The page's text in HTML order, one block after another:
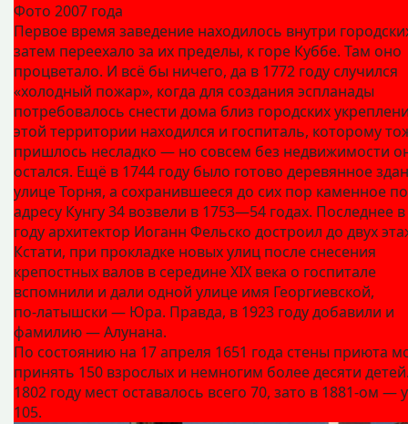
Фото 2007 года
Первое время заведение находилось внутри
затем переехало за их пределы, к горе Куббе. Там оно
процветало. И всё бы ничего, да в 1772 году случился
«холодный пожар», когда для создания эспланады
потребовалось снести дома близ городских
этой территории находился и госпиталь, которому
пришлось несладко — но совсем без недвижимости
остался. Ещё в 1744 году было готово деревянное
улице Торня, а сохранившееся до сих пор каменное по
адресу Кунгу 34 возвели в 1753—54 годах. Последнее
году архитектор Иоганн Фельско достроил до двух
Кстати, при прокладке новых улиц после снесения
крепостных валов в середине XIX века о госпитале
вспомнили и дали одной улице имя Георгиевской,
по‑латышски — Юра. Правда, в 1923 году добавили и
фамилию — Алунана.
По состоянию на 17 апреля 1651 года стены приюта
принять 150 взрослых и немногим более десяти
1802 году мест оставалось всего 70, зато в 1881-ом —
105.